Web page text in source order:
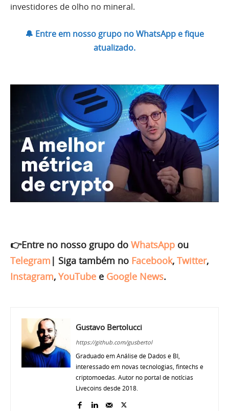
investidores de olho no mineral.
🔔 Entre em nosso grupo no WhatsApp e fique
atualizado.
👉Entre no nosso grupo do WhatsApp ou
Telegram | Siga também no Facebook, Twitter,
Instagram, YouTube e Google News.
Gustavo Bertolucci
https://github.com/gusbertol
Graduado em Análise de Dados e BI,
interessado em novas tecnologias, fintechs e
criptomoedas. Autor no portal de notícias
Livecoins desde 2018.